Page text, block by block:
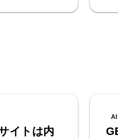
イトは内
AI